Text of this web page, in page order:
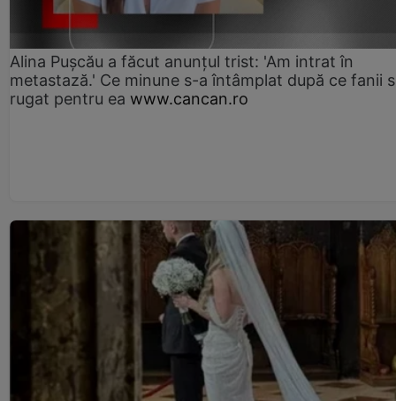
Alina Pușcău a făcut anunțul trist: 'Am intrat în
metastază.' Ce minune s-a întâmplat după ce fanii
rugat pentru ea www.cancan.ro